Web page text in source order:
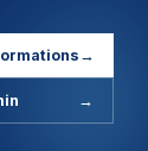
→
→